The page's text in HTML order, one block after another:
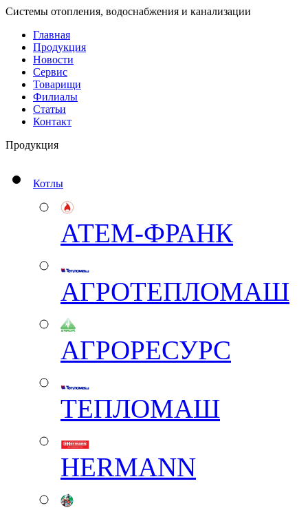
Системы отопления, водоснабжения и канализации
Главная
Продукция
Новости
Сервис
Товарищи
Филиалы
Статьи
Контакт
Продукция
Котлы
АТЕМ-ФРАНК
АГРОТЕПЛОМАШ
АГРОРЕСУРС
ТЕПЛОМАШ
HERMANN